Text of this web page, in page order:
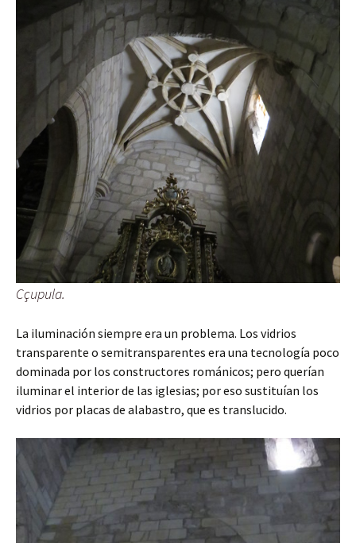
Cçupula.
La iluminación siempre era un problema. Los vidrios
transparente o semitransparentes era una tecnología poco
dominada por los constructores románicos; pero querían
iluminar el interior de las iglesias; por eso sustituían los
vidrios por placas de alabastro, que es translucido.